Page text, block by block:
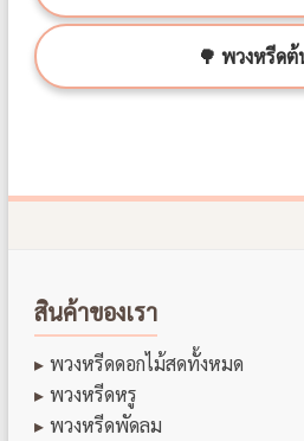
🌳 พวงหรีด
สินค้าของเรา
พวงหรีดดอกไม้สดทั้งหมด
พวงหรีดหรู
พวงหรีดพัดลม